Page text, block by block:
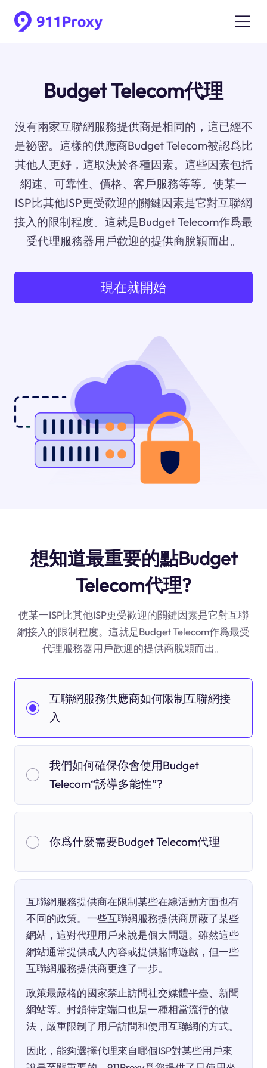
Budget Telecom代理
沒有兩家互聯網服務提供商是相同的，這已經不
是祕密。這樣的供應商Budget Telecom被認爲比
其他人更好，這取決於各種因素。這些因素包括
網速、可靠性、價格、客戶服務等等。使某一
ISP比其他ISP更受歡迎的關鍵因素是它對互聯網
接入的限制程度。這就是Budget Telecom作爲最
受代理服務器用戶歡迎的提供商脫穎而出。
現在就開始
想知道最重要的點Budget
Telecom代理?
使某一ISP比其他ISP更受歡迎的關鍵因素是它對互聯
網接入的限制程度。這就是Budget Telecom作爲最受
代理服務器用戶歡迎的提供商脫穎而出。
互聯網服務供應商如何限制互聯網接
入
我們如何確保你會使用Budget
Telecom“誘導多能性”?
你爲什麼需要Budget Telecom代理
互聯網服務提供商在限制某些在線活動方面也有
不同的政策。一些互聯網服務提供商屏蔽了某些
網站，這對代理用戶來說是個大問題。雖然這些
網站通常提供成人內容或提供賭博遊戲，但一些
互聯網服務提供商更進了一步。
政策最嚴格的國家禁止訪問社交媒體平臺、新聞
網站等。封鎖特定端口也是一種相當流行的做
法，嚴重限制了用戶訪問和使用互聯網的方式。
因此，能夠選擇代理來自哪個ISP對某些用戶來